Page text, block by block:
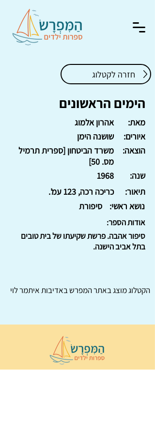
חזרה לקטלוג
הימים הראשונים
אהרון אלמוג
מאת:
שושנה הימן
איורים:
משרד הביטחון [ספרית תרמיל
מס. 50]
הוצאה:
1968
שנה:
כריכה רכה, 123 עמ'.
תיאור:
סיפורת
נושא ראשי:
אודות הספר:
סיפור אהבה. פרשת שקיעתו של בית טובים
בתל אביב הישנה.
הקטלוג מוצג באתרהמפרשבאדיבות איתמר לוי